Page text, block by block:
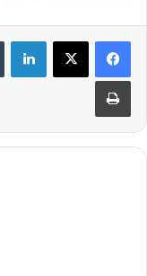
لینکدین
چاپ